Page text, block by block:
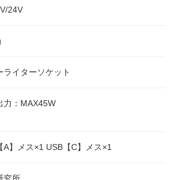
24V
ライターソケット
力：MAX45W
A】メス×1 USB【C】メス×1